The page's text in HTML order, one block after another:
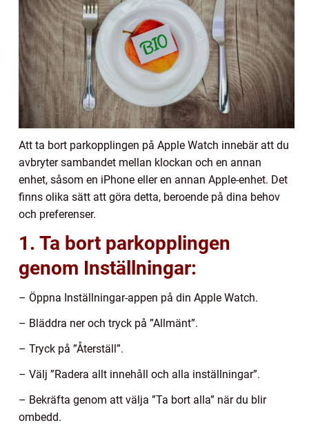
Att ta bort parkopplingen på Apple Watch innebär att du
avbryter sambandet mellan klockan och en annan
enhet, såsom en iPhone eller en annan Apple-enhet. Det
finns olika sätt att göra detta, beroende på dina behov
och preferenser.
1. Ta bort parkopplingen
genom Inställningar:
– Öppna Inställningar-appen på din Apple Watch.
– Bläddra ner och tryck på ”Allmänt”.
– Tryck på ”Återställ”.
– Välj ”Radera allt innehåll och alla inställningar”.
– Bekräfta genom att välja ”Ta bort alla” när du blir
ombedd.